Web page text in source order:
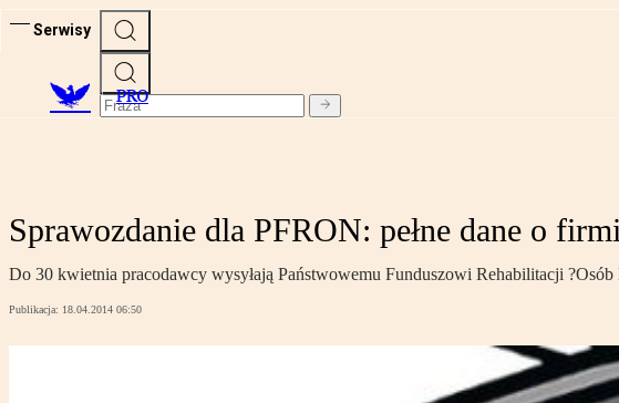
Serwisy
PRO
Sprawozdanie dla PFRON: pełne dane o
Do 30 kwietnia pracodawcy wysyłają Państwowemu Funduszowi Rehabilitacji
Publikacja: 18.04.2014 06:50